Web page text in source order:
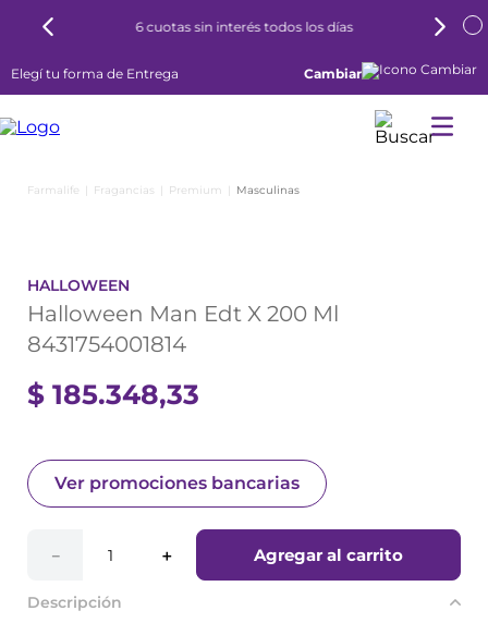
6 cuotas sin interés todos los días
Elegí tu forma de Entrega Cambiar
Fragancias Premium Masculinas
HALLOWEEN
Halloween Man Edt X 200 Ml
8431754001814
$ 185.348,33
Ver promociones bancarias
＋
－ Agregar al carrito
Descripción